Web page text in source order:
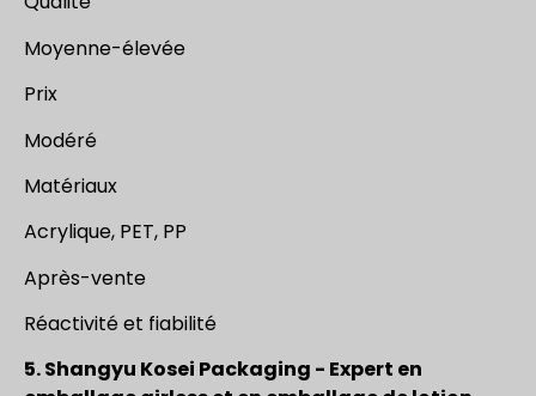
Moyenne-élevée
Prix
Modéré
Matériaux
Acrylique, PET, PP
Après-vente
Réactivité et fiabilité
5. Shangyu Kosei Packaging - Expert en